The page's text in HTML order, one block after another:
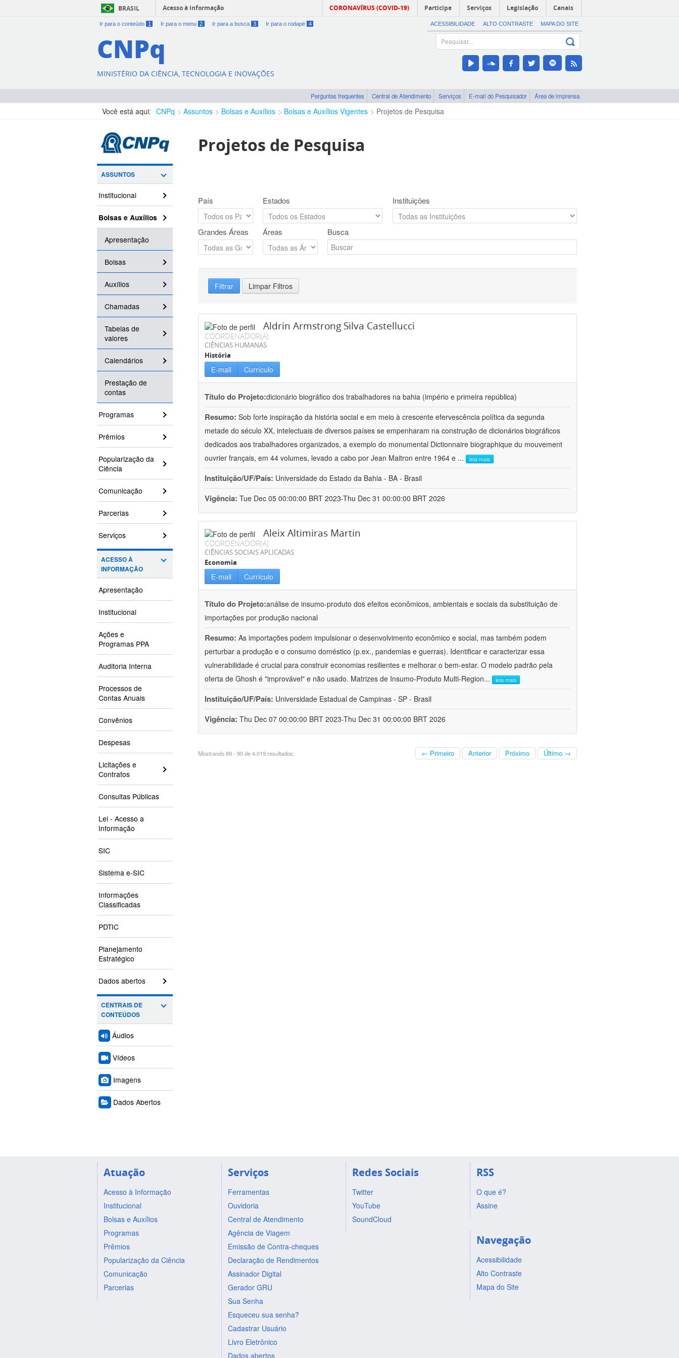
BRASIL Acesso à informação CORONAVÍRUS (COVID-19) Participe Serviços Legislação Canais
Ir para o conteúdo 1 Ir para o menu 2 Ir para a busca 3 Ir para o rodapé 4 ACESSIBILIDADE ALTO CONTRASTE MAPA DO SITE
CNPq
MINISTÉRIO DA CIÊNCIA, TECNOLOGIA E INOVAÇÕES
Perguntas frequentes Central de Atendimento Serviços E-mail do Pesquisador Área de imprensa
Você está aqui: CNPq Assuntos Bolsas e Auxílios Bolsas e Auxílios Vigentes Projetos de Pesquisa
ASSUNTOS
Institucional
Bolsas e Auxílios
Apresentação
Bolsas
Auxílios
Chamadas
Tabelas de
valores
Calendários
Prestação de
contas
Programas
Prêmios
Popularização da
Ciência
Comunicação
Parcerias
Serviços
ACESSO À
INFORMAÇÃO
Apresentação
Institucional
Ações e
Programas PPA
Auditoria Interna
Processos de
Contas Anuais
Convênios
Despesas
Licitações e
Contratos
Consultas Públicas
Lei - Acesso a
Informação
SIC
Sistema e-SIC
Informações
Classificadas
PDTIC
Planejamento
Estratégico
Dados abertos
CENTRAIS DE
CONTEÚDOS
Áudios
Vídeos
Imagens
Dados Abertos
Projetos de Pesquisa
País Estados Instituições
Grandes Áreas Áreas Busca
Filtrar Limpar Filtros
Aldrin Armstrong Silva Castellucci
COORDENADOR(A)
CIÊNCIAS HUMANAS
História
E-mail Currículo
Título do Projeto:dicionário biográfico dos trabalhadores na bahia (império e primeira república)
Resumo: Sob forte inspiração da história social e em meio à crescente efervescência política da segunda
metade do século XX, intelectuais de diversos países se empenharam na construção de dicionários biográficos
dedicados aos trabalhadores organizados, a exemplo do monumental Dictionnaire biographique du mouvement
ouvrier français, em 44 volumes, levado a cabo por Jean Maitron entre 1964 e ... leia mais
Instituição/UF/País: Universidade do Estado da Bahia - BA - Brasil
Vigência: Tue Dec 05 00:00:00 BRT 2023-Thu Dec 31 00:00:00 BRT 2026
Aleix Altimiras Martin
COORDENADOR(A)
CIÊNCIAS SOCIAIS APLICADAS
Economia
E-mail Currículo
Título do Projeto:análise de insumo-produto dos efeitos econômicos, ambientais e sociais da substituição de
importações por produção nacional
Resumo: As importações podem impulsionar o desenvolvimento econômico e social, mas também podem
perturbar a produção e o consumo doméstico (p.ex., pandemias e guerras). Identificar e caracterizar essa
vulnerabilidade é crucial para construir economias resilientes e melhorar o bem-estar. O modelo padrão pela
oferta de Ghosh é "improvável" e não usado. Matrizes de Insumo-Produto Multi-Region... leia mais
Instituição/UF/País: Universidade Estadual de Campinas - SP - Brasil
Vigência: Thu Dec 07 00:00:00 BRT 2023-Thu Dec 31 00:00:00 BRT 2026
Mostrando 89 - 90 de 4.019 resultados. ← Primeiro Anterior Próximo Último →
Atuação
Acesso à Informação
Institucional
Bolsas e Auxílios
Programas
Prêmios
Popularização da Ciência
Comunicação
Parcerias
Serviços
Ferramentas
Ouvidoria
Central de Atendimento
Agência de Viagem
Emissão de Contra-cheques
Declaração de Rendimentos
Assinador Digital
Gerador GRU
Sua Senha
Esqueceu sua senha?
Cadastrar Usuário
Livro Eletrônico
Dados abertos
Redes Sociais
Twitter
YouTube
SoundCloud
RSS
O que é?
Assine
Navegação
Acessibilidade
Alto Contraste
Mapa do Site